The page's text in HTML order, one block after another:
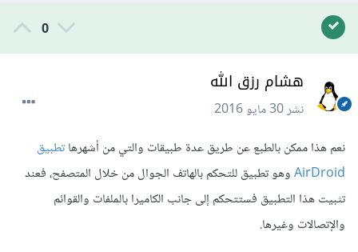
0
هشام رزق الله
نشر30 مايو 2016
نعم هذا ممكن بالطبع عن طريق عدة طبيقات والتي من أشهرهاتطبيق
AirDroidوهو تطبيق للتحكم بالهاتف الجوال من خلال المتصفح، فعند
تثبيت هذا التطبيق فستتحكم إلى جانب الكاميرا بالملفات والقوائم
والإتصالات وغيرها.